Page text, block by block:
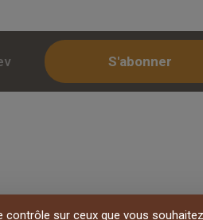
sur ceux que vous
S'abonner